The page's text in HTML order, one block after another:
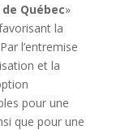
Québec»
la
l’entremise
et la
pour une
que pour une